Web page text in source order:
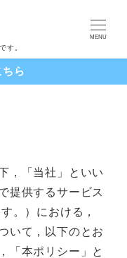
す。
MENU
ちら
，「当社」といい
提供するサービス
。）における，
いて，以下のとお
「本ポリシー」と